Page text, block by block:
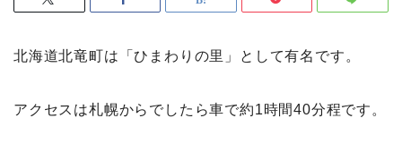
北海道北竜町は「ひまわりの里」として有名です。
アクセスは札幌からでしたら車で約1時間40分程です。